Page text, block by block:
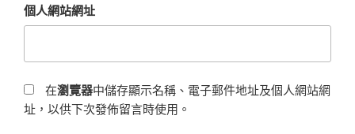
個人網站網址
在瀏覽器中儲存顯示名稱、電子郵件地址及個人網站網
址，以供下次發佈留言時使用。